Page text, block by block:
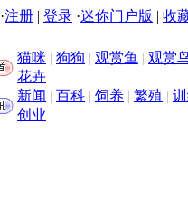
·注册 | 登录 ·迷你门户版 | 收
猫咪 | 狗狗 | 观赏鱼 | 观赏
花卉
新闻 | 百科 | 饲养 | 繁殖 |
创业